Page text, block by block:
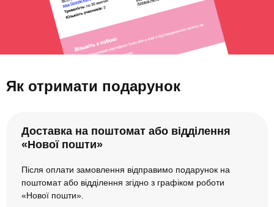
Як отримати подарунок
Доставка на поштомат або відділення
«Нової пошти»
Після оплати замовлення відправимо подарунок на
поштомат або відділення згідно з графіком роботи
«Нової пошти».